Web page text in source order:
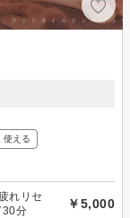
使える
れリセ
30分
￥5,000